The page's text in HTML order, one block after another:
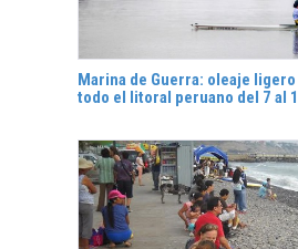
Marina de Guerra: oleaje
todo el litoral peruano del 7 al